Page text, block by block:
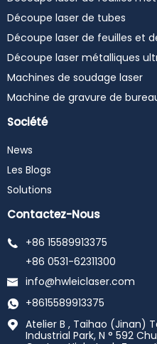
Découpe laser de tubes
Découpe laser de feuilles et
Découpe laser métalliques
Machines de soudage laser
Machine de gravure de
Société
News
Les Blogs
Solutions
Contactez-Nous
+86 15589913375
+86 0531-62311300
info@hwleiclaser.com
+8615589913375
Atelier B , Taihao (Jinan)
Industrial Park, N ° 592